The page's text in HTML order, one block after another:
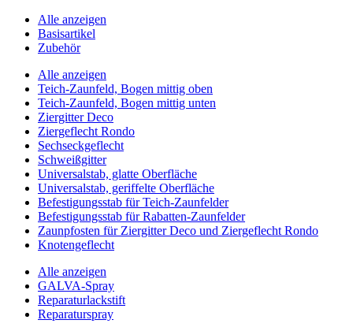
Alle anzeigen
Basisartikel
Zubehör
Alle anzeigen
Teich-Zaunfeld, Bogen mittig oben
Teich-Zaunfeld, Bogen mittig unten
Ziergitter Deco
Ziergeflecht Rondo
Sechseckgeflecht
Schweißgitter
Universalstab, glatte Oberfläche
Universalstab, geriffelte Oberfläche
Befestigungsstab für Teich-Zaunfelder
Befestigungsstab für Rabatten-Zaunfelder
Zaunpfosten für Ziergitter Deco und Ziergeflecht Rondo
Knotengeflecht
Alle anzeigen
GALVA-Spray
Reparaturlackstift
Reparaturspray